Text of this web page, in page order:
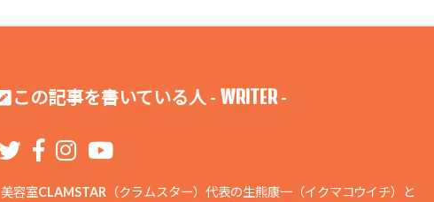
この記事を書いている人 - WRITER-
美容室CLAMSTAR（クラムスター）代表の生熊康一（イクマコウイチ）と